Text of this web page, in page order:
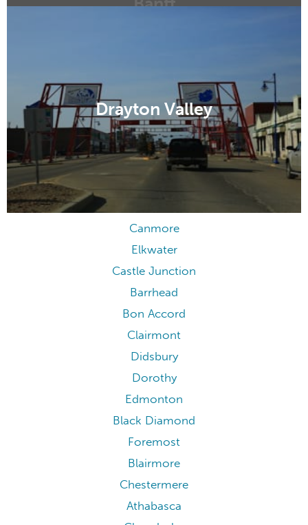
Calgary
Drayton Valley
Canmore
Elkwater
Castle Junction
Barrhead
Bon Accord
Clairmont
Didsbury
Dorothy
Edmonton
Black Diamond
Foremost
Blairmore
Chestermere
Athabasca